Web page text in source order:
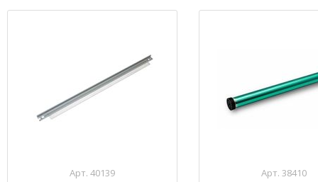
Арт. 40139
Арт. 38410